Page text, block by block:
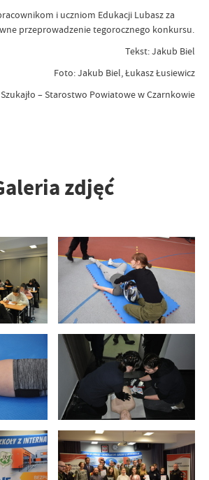
i uczniom Edukacji Lubasz za
przeprowadzenie tegorocznego konkursu.
Tekst: Jakub Biel
Foto: Jakub Biel, Łukasz Łusiewicz
– Starostwo Powiatowe w Czarnkowie
zdjęć